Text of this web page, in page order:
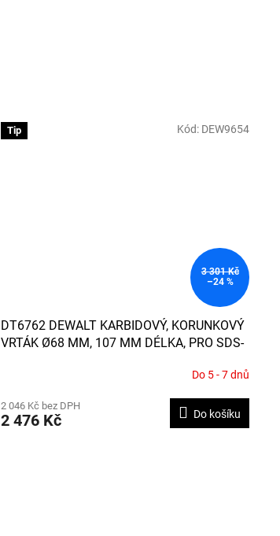
Tip
3 301 Kč
–24 %
DT6762 DEWALT KARBIDOVÝ, KORUNKOVÝ
VRTÁK Ø68 MM, 107 MM DÉLKA, PRO SDS-
Do 5 - 7 dnů
2 046 Kč bez DPH
2 476 Kč Do košíku
Kód: DEW9654